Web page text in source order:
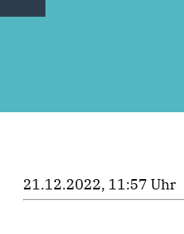
21.12.2022, 11:57 Uhr